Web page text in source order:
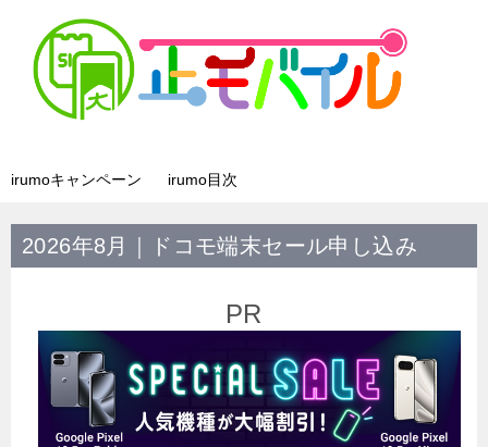
irumoキャンペーン irumo目次
2026年8月｜ドコモ端末セール申し込み
PR